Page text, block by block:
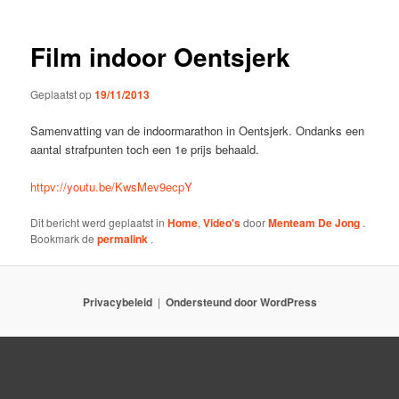
Film indoor Oentsjerk
Geplaatst op19/11/2013
Samenvatting van de indoormarathon in Oentsjerk. Ondanks een
aantal strafpunten toch een 1e prijs behaald.
httpv://youtu.be/KwsMev9ecpY
Dit bericht werd geplaatst inHome,Video'sdoorMenteam De Jong .
Bookmark depermalink .
Privacybeleid Ondersteund door WordPress